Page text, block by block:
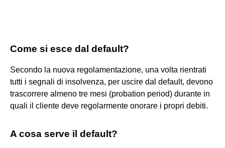
Come si esce dal default?
Secondo la nuova regolamentazione, una volta rientrati
tutti i segnali di insolvenza, per uscire dal default, devono
trascorrere almeno tre mesi (probation period) durante in
quali il cliente deve regolarmente onorare i propri debiti.
A cosa serve il default?